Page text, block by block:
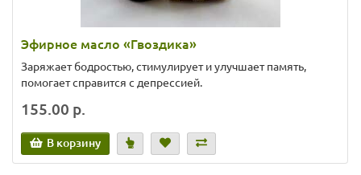
Эфирное масло «Гвоздика»
Заряжает бодростью, стимулирует и улучшает память,
помогает справится с депрессией.
155.00 р.
В корзину